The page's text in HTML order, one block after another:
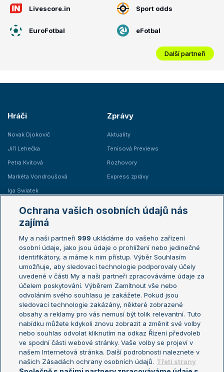
Livescore.in Sport odds
EuroFotbal eFotbal
Další partneři
Hráči
Novak Djokovič
Jiří Lehečka
Petra Kvitová
Markéta Vondroušová
Iga Swiatek
Zprávy
Aktuality
Tenisová Previews
Rozhovory
Express zprávy
Žebříčky
Žebříček ATP (muži)
Žebříček WTA (ženy)
Sázkařský žebříček
Australian Open
French Open
Wimbledon
US Open
Turnaj mistrů
Turnaj mistryň
Aktualní trendy
Fotbalové přestupy
Livesport Daily
LS Prague Open
Ochrana vašich osobních údajů nás
zajímá
My a naši partneři 999 ukládáme do vašeho zařízení
osobní údaje, jako jsou údaje o prohlížení nebo jedinečné
identifikátory, a máme k nim přístup. Výběr Souhlasím
umožňuje, aby sledovací technologie podporovaly účely
uvedené v části My a naši partneři zpracováváme údaje za
účelem poskytování. Výběrem Zamítnout vše nebo
odvoláním svého souhlasu je zakážete. Pokud jsou
sledovací technologie zakázány, některé zobrazené
obsahy a reklamy pro vás nemusí být tolik relevantní. Tuto
nabídku můžete kdykoli znovu zobrazit a změnit své volby
nebo souhlas odvolat kliknutím na odkaz Řízení předvoleb
ve spodní části webové stránky. Vaše volby se projeví v
našem Internetová stránka. Další podrobnosti naleznete v
našich Zásadách ochrany osobních údajů. Třetí strany